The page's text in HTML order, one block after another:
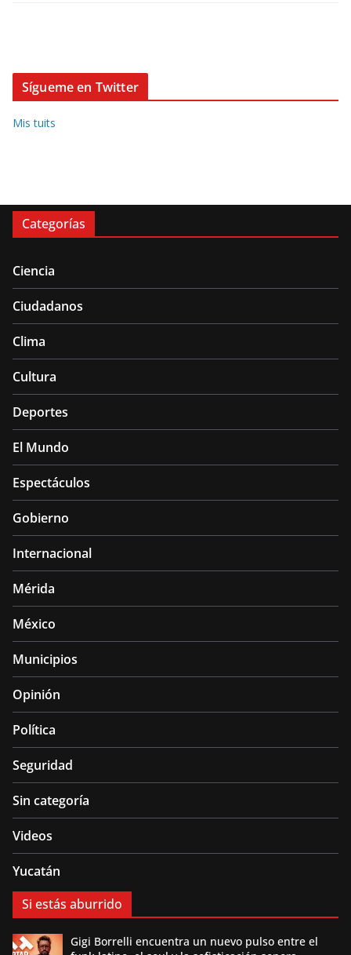
Sígueme en Twitter
Mis tuits
Categorías
Ciencia
Ciudadanos
Clima
Cultura
Deportes
El Mundo
Espectáculos
Gobierno
Internacional
Mérida
México
Municipios
Opinión
Política
Seguridad
Sin categoría
Videos
Yucatán
Si estás aburrido
Gigi Borrelli encuentra un nuevo pulso entre el